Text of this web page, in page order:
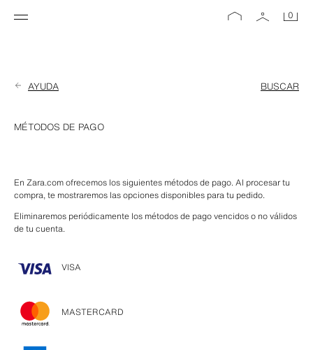
0
AYUDA BUSCAR
MÉTODOS DE PAGO
En Zara.com ofrecemos los siguientes métodos de pago. Al procesar tu
compra, te mostraremos las opciones disponibles para tu pedido.
Eliminaremos periódicamente los métodos de pago vencidos o no válidos
de tu cuenta.
VISA
MASTERCARD